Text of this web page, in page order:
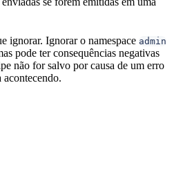
ignorar. Ignorar o namespace admin
pode ter consequências negativas
não for salvo por causa de um erro
acontecendo.